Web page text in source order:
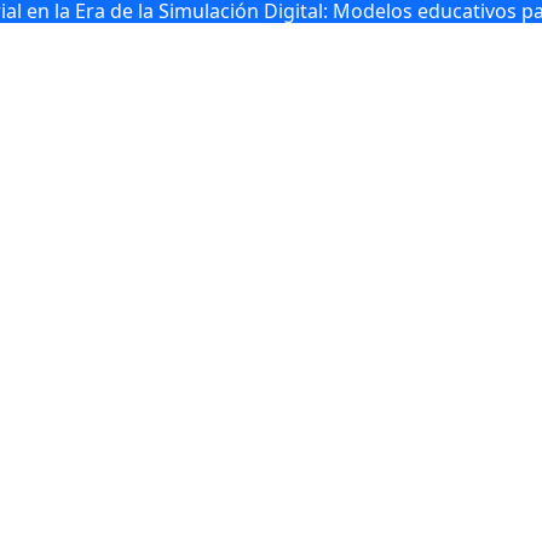
en la Era de la Simulación Digital: Modelos educativos